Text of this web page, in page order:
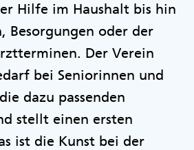
Hilfe im Haushalt bis hin
Besorgungen oder der
Der Verein
bei Seniorinnen und
dazu passenden
stellt einen ersten
ist die Kunst bei der